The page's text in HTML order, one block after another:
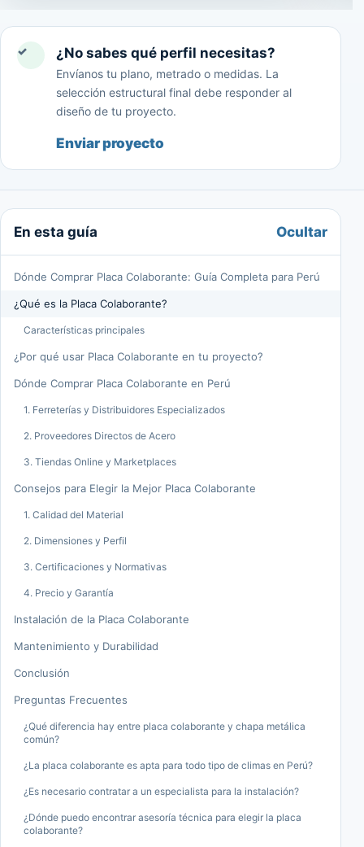
✓ ¿No sabes qué perfil necesitas?
Envíanos tu plano, metrado o medidas. La
selección estructural final debe responder al
diseño de tu proyecto.
Enviar proyecto
En esta guía Ocultar
Dónde Comprar Placa Colaborante: Guía Completa para Perú
¿Qué es la Placa Colaborante?
Características principales
¿Por qué usar Placa Colaborante en tu proyecto?
Dónde Comprar Placa Colaborante en Perú
1. Ferreterías y Distribuidores Especializados
2. Proveedores Directos de Acero
3. Tiendas Online y Marketplaces
Consejos para Elegir la Mejor Placa Colaborante
1. Calidad del Material
2. Dimensiones y Perfil
3. Certificaciones y Normativas
4. Precio y Garantía
Instalación de la Placa Colaborante
Mantenimiento y Durabilidad
Conclusión
Preguntas Frecuentes
¿Qué diferencia hay entre placa colaborante y chapa metálica
común?
¿La placa colaborante es apta para todo tipo de climas en Perú?
¿Es necesario contratar a un especialista para la instalación?
¿Dónde puedo encontrar asesoría técnica para elegir la placa
colaborante?